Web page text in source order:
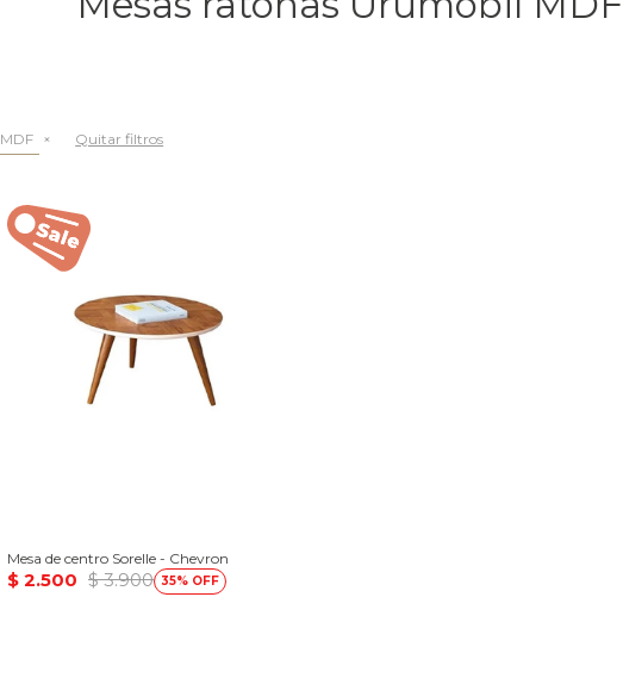
MDF Quitar filtros
Mesa de centro Sorelle - Chevron
$ 2.500 $ 3.900 35